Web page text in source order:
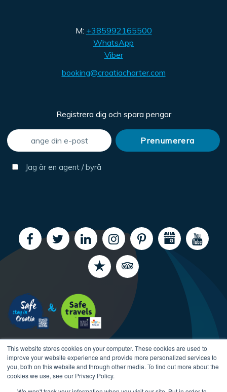
This website stores cookies on your computer. These cookies are used to
improve your website experience and provide more personalized services to
you, both on this website and through other media. To find out more about the
cookies we use, see our Privacy Policy.
M: +385992165500
WhatsApp
Viber
booking@croatiacharter.com
Registrera dig och spara pengar
Jag är en agent / byrå